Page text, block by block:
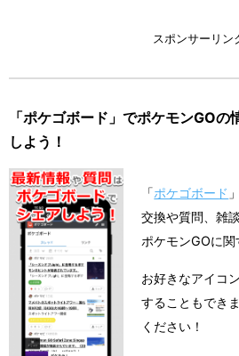
スポンサーリン
「ポケゴボード」でポケモンGO
しよう！
「ポケゴボード
交換や質問、雑
ポケモンGOに関
お好きなアイコ
することもでき
ください！